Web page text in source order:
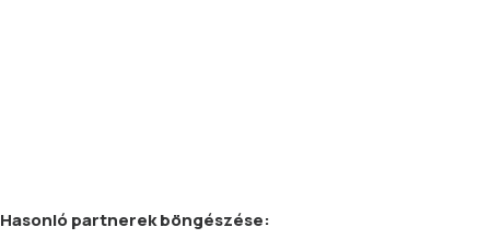
Hasonló partnerekböngészése: